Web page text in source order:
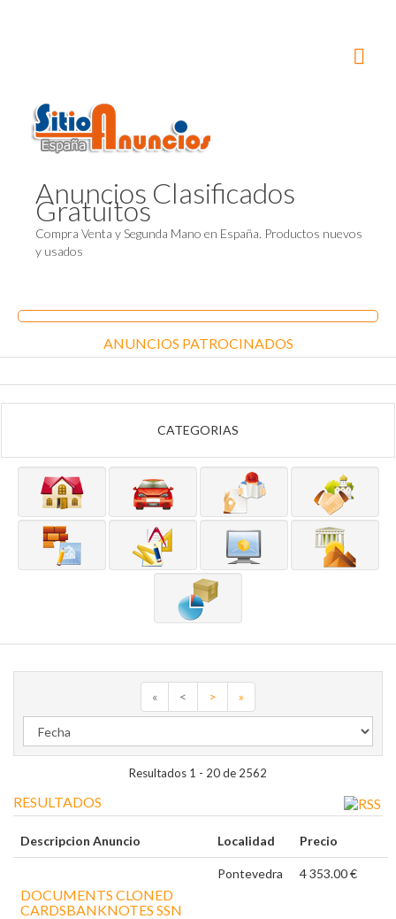
Anuncios Clasificados
Gratuitos
Compra Venta y Segunda Mano en España. Productos nuevos
y usados
ANUNCIOS PATROCINADOS
CATEGORIAS
« < > »
Resultados 1 - 20 de 2562
RESULTADOS
Descripcion Anuncio Localidad Precio
DOCUMENTS CLONED
CARDSBANKNOTES SSN
Pontevedra 4 353.00 €